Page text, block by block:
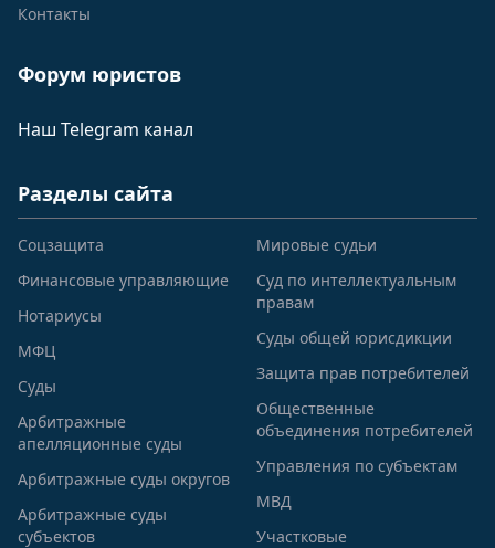
Контакты
Форум юристов
Наш Telegram канал
Разделы сайта
Соцзащита
Финансовые управляющие
Нотариусы
МФЦ
Суды
Арбитражные
апелляционные суды
Арбитражные суды округов
Арбитражные суды
субъектов
Мировые судьи
Суд по интеллектуальным
правам
Суды общей юрисдикции
Защита прав потребителей
Общественные
объединения потребителей
Управления по субъектам
МВД
Участковые